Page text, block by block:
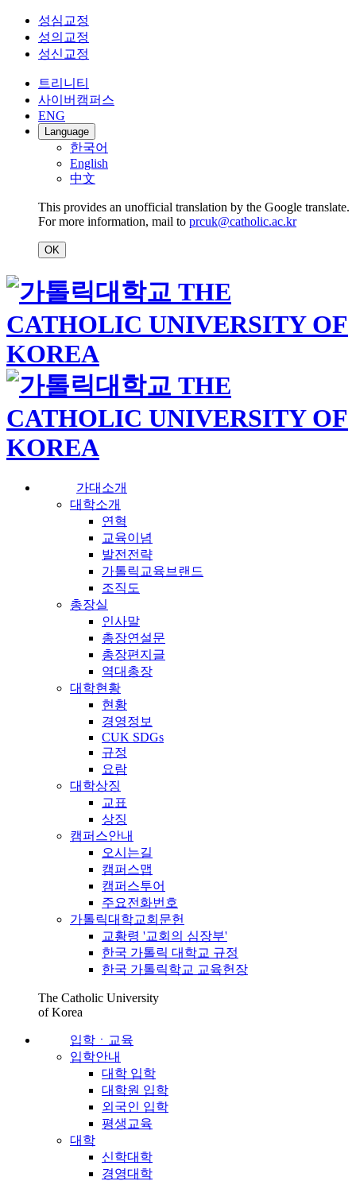
성심교정
성의교정
성신교정
트리니티
사이버캠퍼스
ENG
Language
한국어
English
中文
This provides an unofficial translation by the Google translate.
For more information, mail to prcuk@catholic.ac.kr
OK
가대소개
대학소개
연혁
교육이념
발전전략
가톨릭교육브랜드
조직도
총장실
인사말
총장연설문
총장편지글
역대총장
대학현황
현황
경영정보
CUK SDGs
규정
요람
대학상징
교표
상징
캠퍼스안내
오시는길
캠퍼스맵
캠퍼스투어
주요전화번호
가톨릭대학교회문헌
교황령 '교회의 심장부'
한국 가톨릭 대학교 규정
한국 가톨릭학교 교육헌장
The Catholic University
of Korea
입학ㆍ교육
입학안내
대학 입학
대학원 입학
외국인 입학
평생교육
대학
신학대학
경영대학